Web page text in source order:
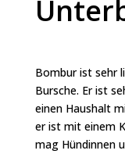
Bombur ist sehr
Bursche. Er ist
einen Haushalt
er ist mit einem
mag Hündinnen